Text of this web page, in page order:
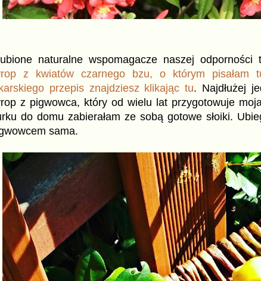
naturalne wspomagacze naszej
z kwiatów czarnego bzu, o którym pisałam
przepis znajdziesz klikając tu. Najdłużej
z pigwowca, który od wielu lat przygotowuje
do domu zabierałam ze sobą gotowe słoiki.
sama.